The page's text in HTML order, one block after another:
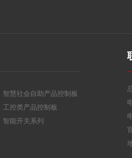
智慧社会自助产品控制板
工控类产品控制板
智能开关系列